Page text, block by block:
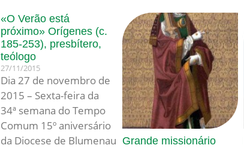
«O Verão está
próximo» Orígenes (c.
185-253), presbítero,
teólogo
27/11/2015
Dia 27 de novembro de
2015 – Sexta-feira da
34ª semana do Tempo
Comum 15º aniversário
da Diocese de Blumenau Grande missionário